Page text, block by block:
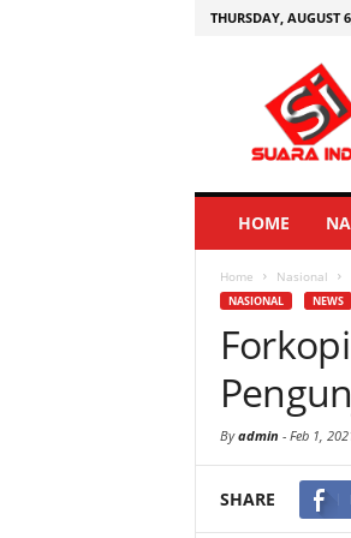
THURSDAY, AUGUST
HOME
Home Nasional
NASIONAL NEWS
Byadmin - Feb 1,
SHARE